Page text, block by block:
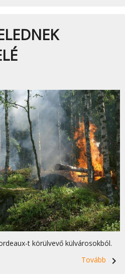
t körülvevő külvárosokból.
Tovább
navigate_next